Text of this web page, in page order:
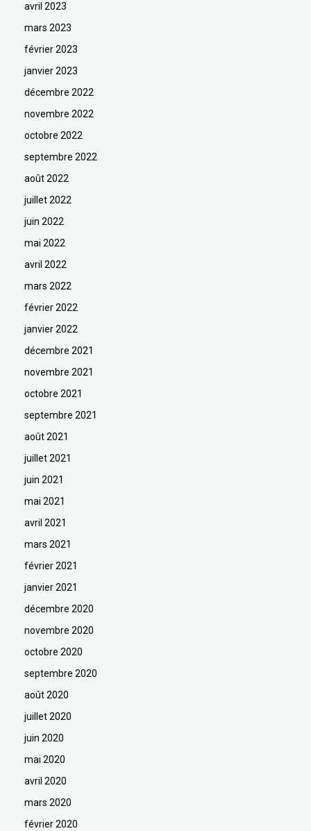
avril 2023
mars 2023
février 2023
janvier 2023
décembre 2022
novembre 2022
octobre 2022
septembre 2022
août 2022
juillet 2022
juin 2022
mai 2022
avril 2022
mars 2022
février 2022
janvier 2022
décembre 2021
novembre 2021
octobre 2021
septembre 2021
août 2021
juillet 2021
juin 2021
mai 2021
avril 2021
mars 2021
février 2021
janvier 2021
décembre 2020
novembre 2020
octobre 2020
septembre 2020
août 2020
juillet 2020
juin 2020
mai 2020
avril 2020
mars 2020
février 2020